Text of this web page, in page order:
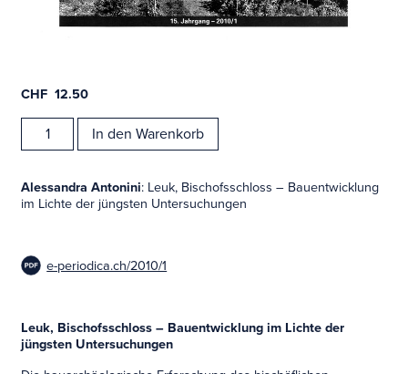
CHF 12.50
Zeitschrift,
Mittelalter
Menge
In den Warenkorb
Alessandra Antonini: Leuk, Bischofsschloss – Bauentwicklung
im Lichte der jüngsten Untersuchungen
e-periodica.ch/2010/1
Leuk, Bischofsschloss – Bauentwicklung im Lichte der
jüngsten Untersuchungen